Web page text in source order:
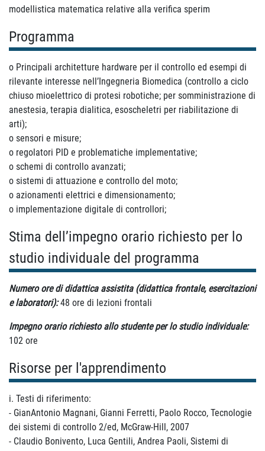
modellistica matematica relative alla verifica sperim
Programma
o Principali architetture hardware per il controllo ed esempi di
rilevante interesse nell’Ingegneria Biomedica (controllo a ciclo
chiuso mioelettrico di protesi robotiche; per somministrazione di
anestesia, terapia dialitica, esoscheletri per riabilitazione di
arti);
o sensori e misure;
o regolatori PID e problematiche implementative;
o schemi di controllo avanzati;
o sistemi di attuazione e controllo del moto;
o azionamenti elettrici e dimensionamento;
o implementazione digitale di controllori;
Stima dell’impegno orario richiesto per lo
studio individuale del programma
Numero ore di didattica assistita (didattica frontale, esercitazioni
e laboratori):48 ore di lezioni frontali
Impegno orario richiesto allo studente per lo studio individuale:
102 ore
Risorse per l'apprendimento
i. Testi di riferimento:
- GianAntonio Magnani, Gianni Ferretti, Paolo Rocco, Tecnologie
dei sistemi di controllo 2/ed, McGraw-Hill, 2007
- Claudio Bonivento, Luca Gentili, Andrea Paoli, Sistemi di